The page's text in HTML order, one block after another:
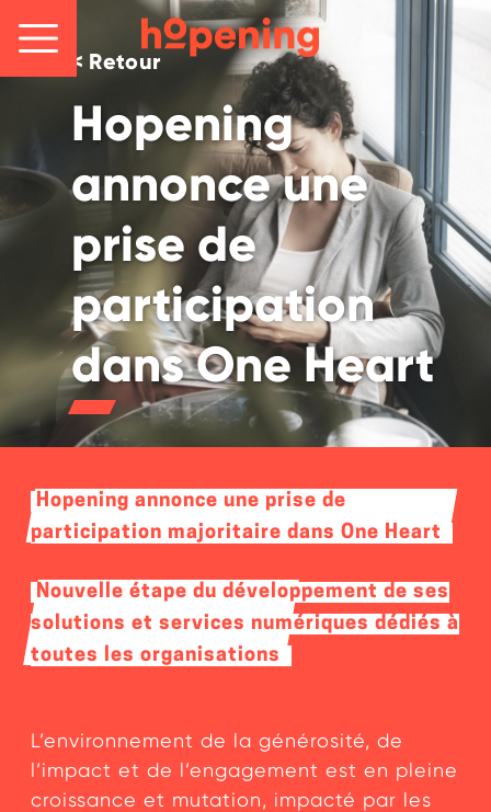
< Retour
Hopening
annonce une
prise de
participation
dans One Heart
Hopening annonce une prise de
participation majoritaire dans One Heart
Nouvelle étape du développement de ses
solutions et services numériques dédiés à
toutes les organisations
L’environnement de la générosité, de
l’impact et de l’engagement est en pleine
croissance et mutation, impacté par les